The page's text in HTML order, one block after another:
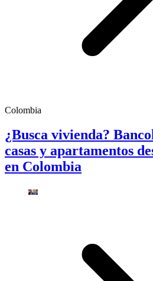
Colombia
¿Busca vivienda?
casas y apartamentos
en Colombia